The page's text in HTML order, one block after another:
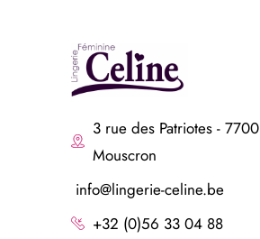
3 rue des Patriotes - 7700
Mouscron
info@lingerie-celine.be
+32 (0)56 33 04 88